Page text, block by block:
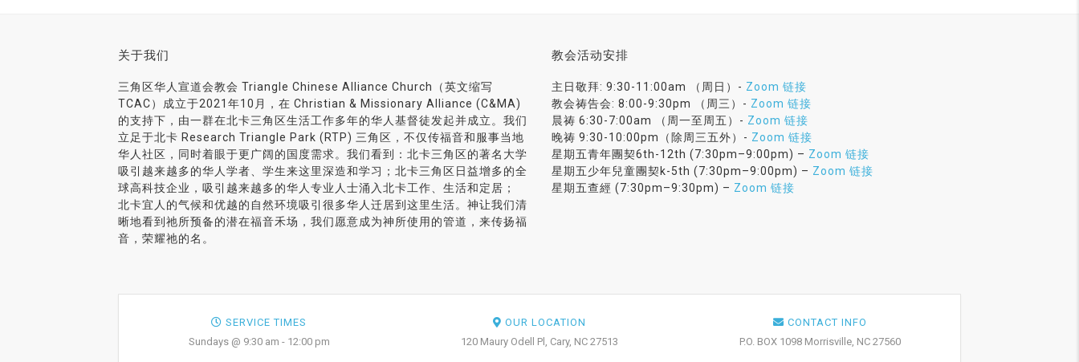
关于我们
三角区华人宣道会教会 Triangle Chinese Alliance Church（英文缩写
TCAC）成立于2021年10月，在 Christian & Missionary Alliance (C&MA)
的支持下，由一群在北卡三角区生活工作多年的华人基督徒发起并成立。我们
立足于北卡 Research Triangle Park (RTP) 三角区，不仅传福音和服事当地
华人社区，同时着眼于更广阔的国度需求。我们看到：北卡三角区的著名大学
吸引越来越多的华人学者、学生来这里深造和学习；北卡三角区日益增多的全
球高科技企业，吸引越来越多的华人专业人士涌入北卡工作、生活和定居；
北卡宜人的气候和优越的自然环境吸引很多华人迁居到这里生活。神让我们清
晰地看到祂所预备的潜在福音禾场，我们愿意成为神所使用的管道，来传扬福
音，荣耀祂的名。
教会活动安排
主日敬拜: 9:30-11:00am （周日）- Zoom 链接
教会祷告会: 8:00-9:30pm （周三）- Zoom 链接
晨祷 6:30-7:00am （周一至周五）- Zoom 链接
晚祷 9:30-10:00pm（除周三五外）- Zoom 链接
星期五青年團契6th-12th (7:30pm–9:00pm) – Zoom 链接
星期五少年兒童團契k-5th (7:30pm–9:00pm) – Zoom 链接
星期五查經 (7:30pm–9:30pm) – Zoom 链接
SERVICE TIMES
Sundays @ 9:30 am - 12:00 pm
OUR LOCATION
120 Maury Odell Pl, Cary, NC 27513
CONTACT INFO
P.O. BOX 1098 Morrisville, NC 27560